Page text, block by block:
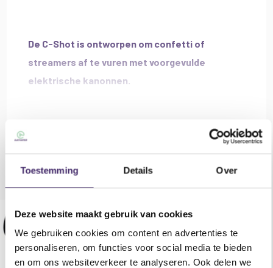
Toestemming Details Over
Deze website maakt gebruik van cookies
We gebruiken cookies om content en advertenties te
personaliseren, om functies voor social media te bieden
en om ons websiteverkeer te analyseren. Ook delen we
De C-Shot is ontworpen om confetti of
streamers af te vuren met voorgevulde
elektrische kanonnen.
Cannon:
Voor gebruik met elektrische kanonnen van 50
Verstelbare schiethoek
Ideaal voor de meeste elektrische confetti- en
streamerkanonnen
powerCON-ingang/uitgang
Lees meer
Andere producten die mogelijk
iets voor u zijn!